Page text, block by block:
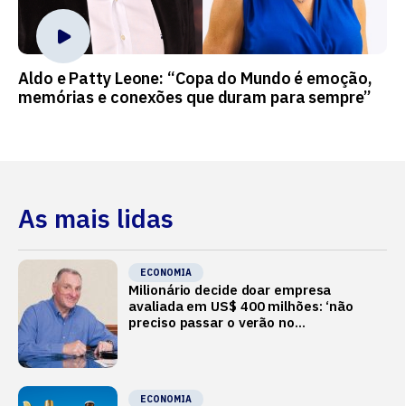
Aldo e Patty Leone: “Copa do Mundo é emoção,
memórias e conexões que duram para sempre”
As mais lidas
ECONOMIA
Milionário decide doar empresa
avaliada em US$ 400 milhões: ‘não
preciso passar o verão no
ECONOMIA